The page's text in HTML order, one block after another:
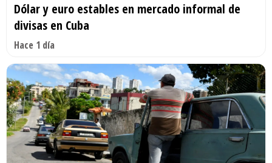
Dólar y euro estables en mercado informal de
divisas en Cuba
Hace 1 día